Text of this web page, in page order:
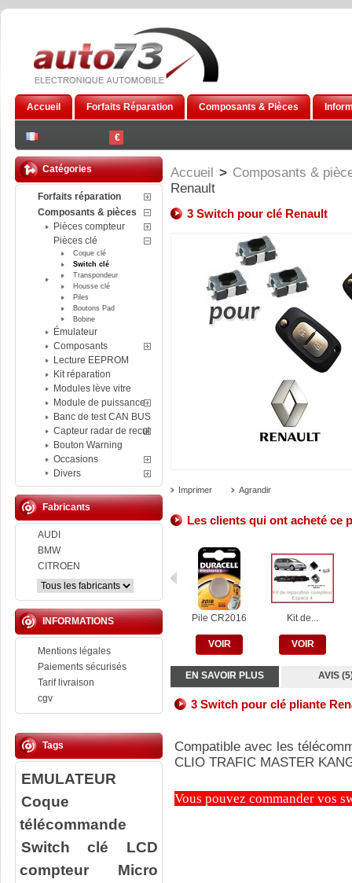
€
Accueil Forfaits Réparation Composants & Pièces
Catégories
Forfaits réparation
Composants & pièces
Pièces compteur
Pièces clé
Coque clé
Switch clé
Transpondeur
Housse clé
Piles
Boutons Pad
Bobine
Émulateur
Composants
Lecture EEPROM
Kit réparation
Modules lève vitre
Module de puissance
Banc de test CAN BUS
Capteur radar de recul
Bouton Warning
Occasions
Divers
Fabricants
AUDI
BMW
CITROEN
INFORMATIONS
Mentions légales
Paiements sécurisés
Tarif livraison
cgv
Tags
EMULATEUR
Coque
télécommande
Switch clé
LCD
compteur
Micro
Accueil > Composants &
Renault
3 Switch pour clé Renault
Imprimer Agrandir
Les clients qui ont acheté ce
Pile CR2016
VOIR
Kit de...
VOIR
EN SAVOIR PLUS AVIS
3 Switch pour clé pliante
Compatible avec les
CLIO TRAFIC MASTER
Vous pouvez commander vos